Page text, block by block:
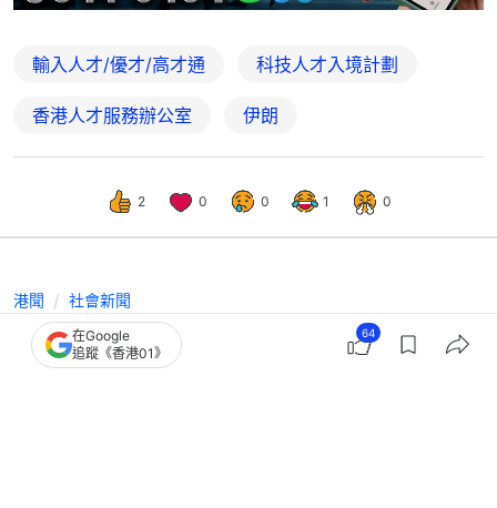
輸入人才/優才/高才通 科技人才入境計劃
香港人才服務辦公室 伊朗
2 0 0 1 0
港聞 社會新聞
搶人才｜近3年逾41萬宗人才申請來港
獲批 高才通計劃95%來自內地
在Google
追蹤《香港01》
64